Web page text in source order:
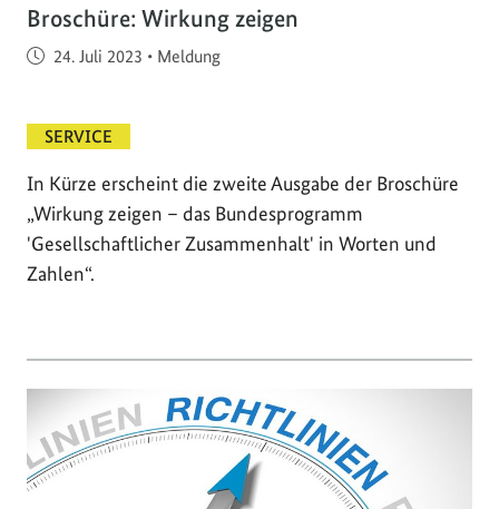
Broschüre: Wirkung zeigen
Veröffentlicht am
24. Juli 2023 • Meldung
SERVICE
In Kürze erscheint die zweite Ausgabe der Broschüre
„Wirkung zeigen – das Bundesprogramm
'Gesellschaftlicher Zusammenhalt' in Worten und
Zahlen“.